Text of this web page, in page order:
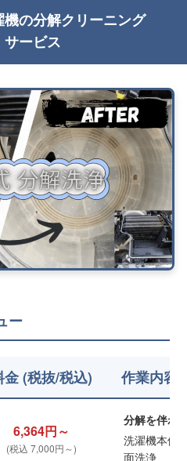
の分解クリーニング
サービス
ー
金 (税抜/税込) 作業内容
6,364円～
(税込 7,000円～)
分解を伴わ
洗濯機本体
面洗浄